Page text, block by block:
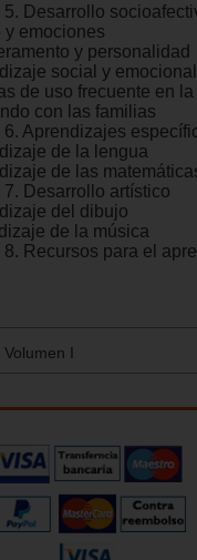
5. Desarrollo
y emociones
y personalidad
social y emocional
de uso frecuente en
con las familias
6. Aprendizajes
de la lengua
de las
Desarrollo artístico
del dibujo
de la música
8. Recursos para el
I